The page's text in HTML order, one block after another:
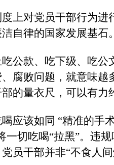
上对党员干部行为
自律的国家发展基石。
公款、吃下级、吃
腐败问题，就意味
的量衣尺，可以有力
应该如同 “精准的手
一切吃喝“拉黑”。违
员干部并非“不食人间